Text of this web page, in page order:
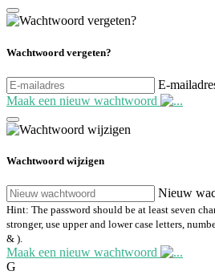
Wachtwoord vergeten?
E-
Maak een nieuw wachtwoord
Wachtwoord wijzigen
Nieuw
Hint: The password should be at least seven
stronger, use upper and lower case letters,
& ).
Maak een nieuw wachtwoord
G